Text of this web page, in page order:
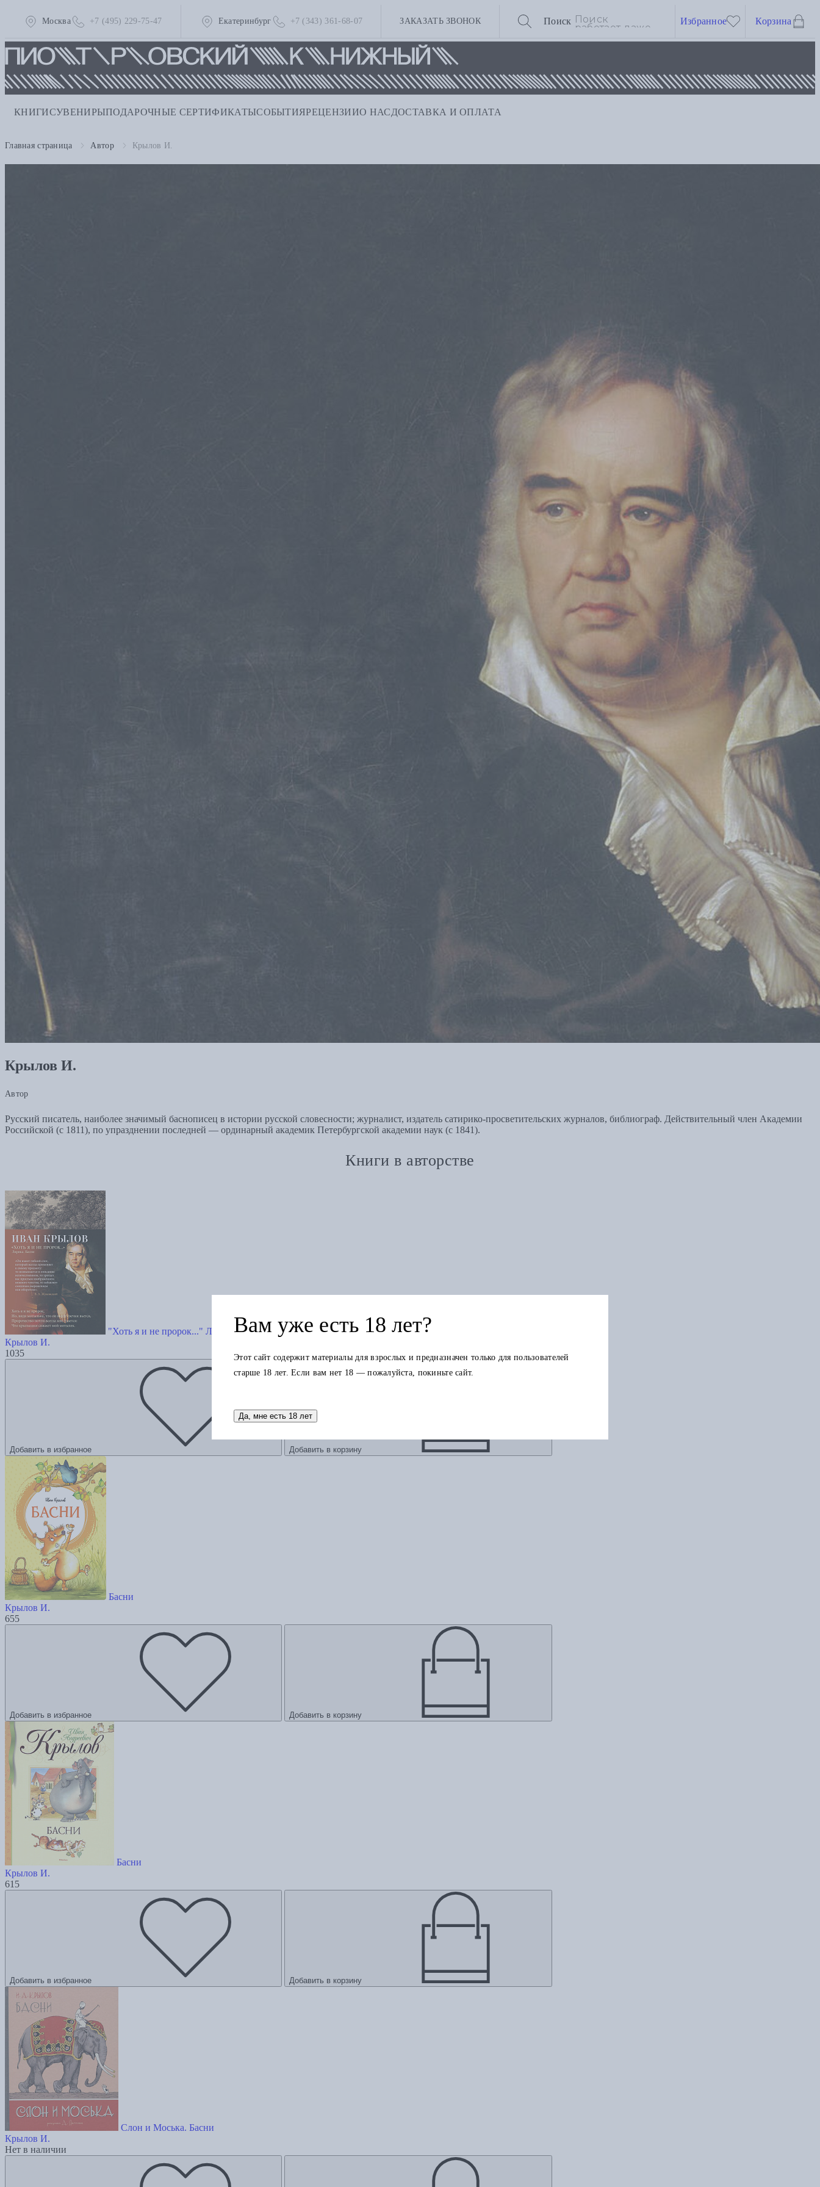
Москва +7 (495) 229-75-47 Екатеринбург +7 (343) 361-68-07 ЗАКАЗАТЬ ЗВОНОК Поиск Избранное Корзина
КНИГИСУВЕНИРЫПОДАРОЧНЫЕ СЕРТИФИКАТЫСОБЫТИЯРЕЦЕНЗИИО НАС ДОСТАВКА И ОПЛАТА
Главная страница Автор Крылов И.
Крылов И.
Автор
Русский писатель, наиболее значимый баснописец в истории русской словесности; журналист, издатель сатирико-просветительских журналов, библиограф. Действительный член Академии
Российской (с 1811), по упразднении последней — ординарный академик Петербургской академии наук (с 1841).
Книги в авторстве
"Хоть я и не пророк..." Лирика. Басни
Крылов И.
1035
Добавить в избранное Добавить в корзину
Басни
Крылов И.
655
Добавить в избранное Добавить в корзину
Басни
Крылов И.
615
Добавить в избранное Добавить в корзину
Слон и Моська. Басни
Крылов И.
Нет в наличии
Вам уже есть 18 лет?
Этот сайт содержит материалы для взрослых и предназначен только для пользователей
старше 18 лет. Если вам нет 18 — пожалуйста, покиньте сайт.
Да, мне есть 18 лет